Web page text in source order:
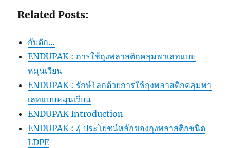
Related Posts:
กับดัก…
ENDUPAK : การใช้ถุงพลาสติกคลุมพาเลทแบบ
หมุนเวียน
ENDUPAK : รักษ์โลกด้วยการใช้ถุงพลาสติกคลุมพา
เลทแบบหมุนเวียน
ENDUPAK Introduction
ENDUPAK : 4 ประโยชน์หลักของถุงพลาสติกชนิด
LDPE